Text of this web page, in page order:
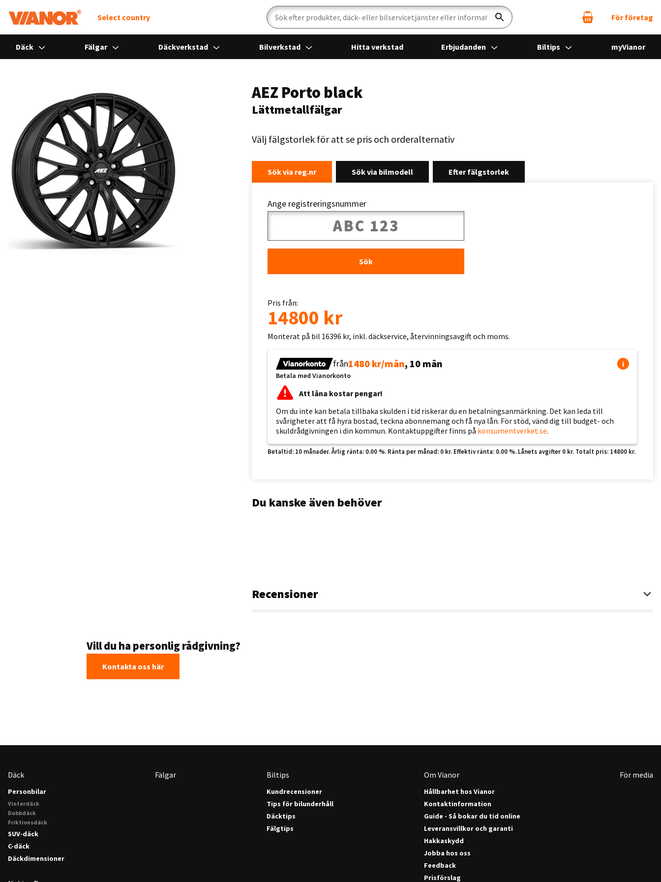
Select country Sök För företag
Däck Fälgar Däckverkstad Bilverkstad Hitta verkstad Erbjudanden Biltips myVianor
AEZ Porto black
Lättmetallfälgar
Välj fälgstorlek för att se pris och orderalternativ
Sök via reg.nr Sök via bilmodell Efter fälgstorlek
Ange registreringsnummer
Sök
Pris från:
14800 kr
Monterat på bil 16396 kr, inkl. däckservice, återvinningsavgift och moms.
från1480 kr/mån, 10 mån i
Betala med Vianorkonto
Att låna kostar pengar!
Om du inte kan betala tillbaka skulden i tid riskerar du en betalningsanmärkning. Det kan leda till
svårigheter att få hyra bostad, teckna abonnemang och få nya lån. För stöd, vänd dig till budget- och
skuldrådgivningen i din kommun. Kontaktuppgifter finns på konsumentverket.se.
Betaltid: 10 månader. Årlig ränta: 0.00 %. Ränta per månad: 0 kr. Effektiv ränta: 0.00 %. Lånets avgifter 0 kr. Totalt pris: 14800 kr.
Du kanske även behöver
Recensioner
Vill du ha personlig rådgivning?
Kontakta oss här
Däck
Personbilar
Vinterdäck
Dubbdäck
Friktionsdäck
SUV-däck
C-däck
Däckdimensioner
Fälgar Biltips
Kundrecensioner
Tips för bilunderhåll
Däcktips
Fälgtips
Om Vianor
Hållbarhet hos Vianor
Kontaktinformation
Guide - Så bokar du tid online
Leveransvillkor och garanti
Hakkaskydd
Jobba hos oss
Feedback
Prisförslag
För media